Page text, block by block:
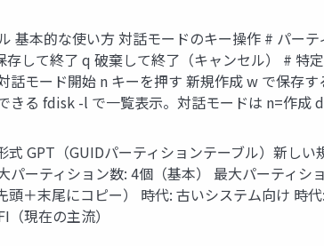
本的な使い方 対話モードのキー操作 # パー
して終了 q 破棄して終了（キャンセル） #
モード開始 n キーを押す 新規作成 w で保存
きる fdisk -l で一覧表示。対話モードは n=作成
GPT（GUIDパーティションテーブル）新し
ーティション数: 4個（基本） 最大パーティシ
＋末尾にコピー） 時代: 古いシステム向け 時
現在の主流）